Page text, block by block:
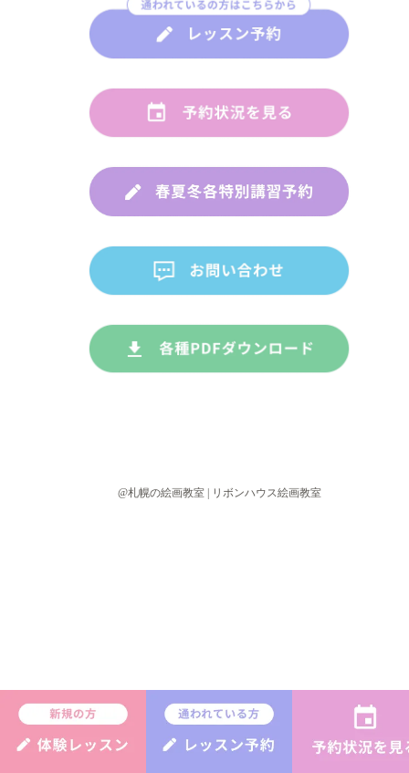
@札幌の絵画教室 | リボンハウス絵画教室